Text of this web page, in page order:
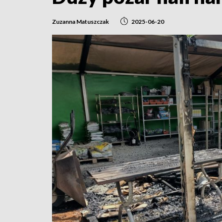
Zuzanna Matuszczak 2025-06-20